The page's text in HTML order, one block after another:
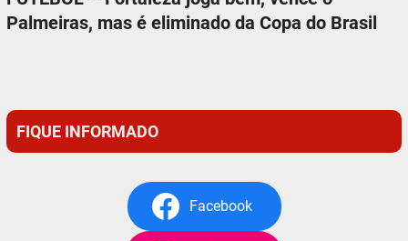
Palmeiras, mas é eliminado da Copa do Brasil
FIQUE INFORMADO
Facebook